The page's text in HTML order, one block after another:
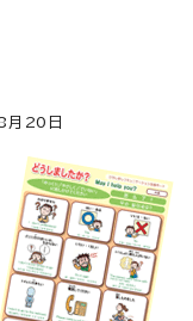
月 20 日